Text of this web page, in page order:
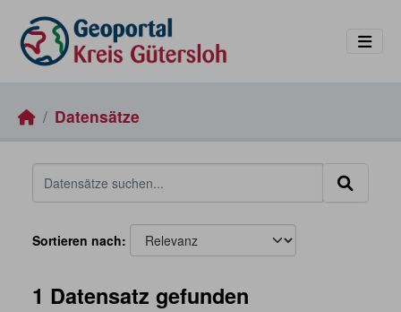
Datensätze
Sortieren nach
1 Datensatz gefunden